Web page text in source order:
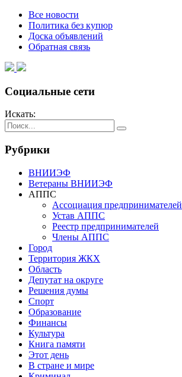
Все новости
Политика без купюр
Доска объявлений
Обратная связь
Социальные сети
Искать:
Рубрики
ВНИИЭФ
Ветераны ВНИИЭФ
АППС
Ассоциация предпринимателей
Устав АППС
Реестр предпринимателей
Члены АППС
Город
Территория ЖКХ
Область
Депутат на округе
Решения думы
Спорт
Образование
Финансы
Культура
Книга памяти
Этот день
В стране и мире